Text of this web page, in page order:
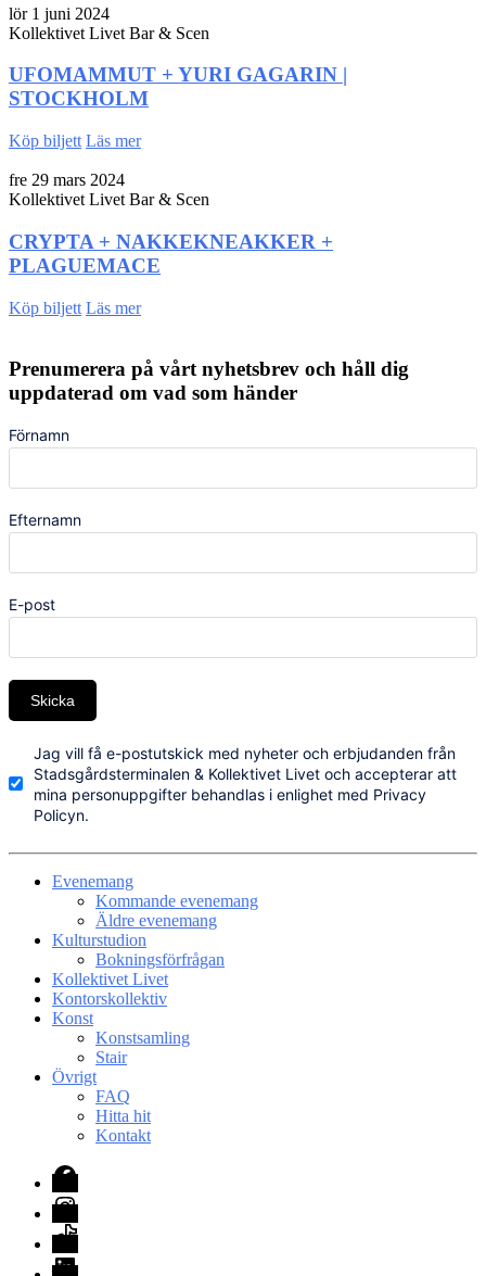
lör 1 juni 2024
Kollektivet Livet Bar & Scen
UFOMAMMUT + YURI GAGARIN |
STOCKHOLM
Köp biljett Läs mer
fre 29 mars 2024
Kollektivet Livet Bar & Scen
CRYPTA + NAKKEKNEAKKER +
PLAGUEMACE
Köp biljett Läs mer
Prenumerera på vårt nyhetsbrev och håll dig
uppdaterad om vad som händer
Förnamn
Efternamn
E-post
Skicka
Jag vill få e-postutskick med nyheter och erbjudanden från
Stadsgårdsterminalen & Kollektivet Livet och accepterar att
mina personuppgifter behandlas i enlighet med Privacy
Policyn.
Evenemang
Kommande evenemang
Äldre evenemang
Kulturstudion
Bokningsförfrågan
Kollektivet Livet
Kontorskollektiv
Konst
Konstsamling
Stair
Övrigt
FAQ
Hitta hit
Kontakt
Facebook
Instagram
TikTok
LinkedIn